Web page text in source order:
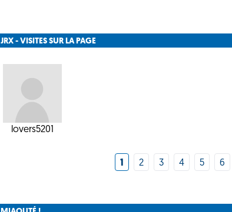
JRX - VISITES SUR LA PAGE
lovers5201
1 2 3 4 5 6